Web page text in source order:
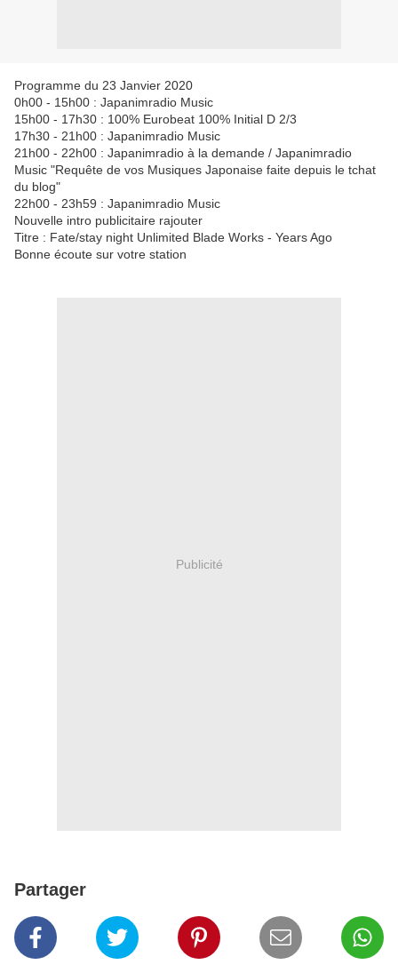
Programme du 23 Janvier 2020
0h00 - 15h00 : Japanimradio Music
15h00 - 17h30 : 100% Eurobeat 100% Initial D 2/3
17h30 - 21h00 : Japanimradio Music
21h00 - 22h00 : Japanimradio à la demande / Japanimradio
Music "Requête de vos Musiques Japonaise faite depuis le tchat
du blog"
22h00 - 23h59 : Japanimradio Music
Nouvelle intro publicitaire rajouter
Titre : Fate/stay night Unlimited Blade Works - Years Ago
Bonne écoute sur votre station
Publicité
Partager